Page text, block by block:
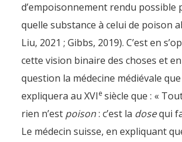
d’empoisonnement rendu possible
quelle substance à celui de poison
Liu, 2021 ; Gibbs, 2019). C’est en
cette vision binaire des choses et
question la médecine médiévale
expliquera au XVIe siècle que : «
rien n’est poison: c’est la dosequi
Le médecin suisse, en expliquant